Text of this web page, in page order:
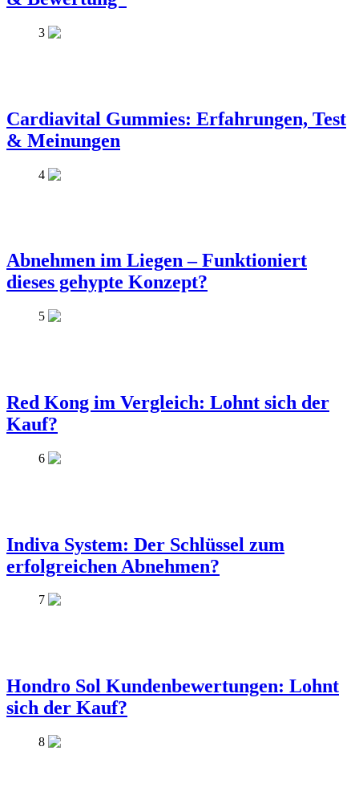
3
Cardiavital Gummies: Erfahrungen, Test
& Meinungen
4
Abnehmen im Liegen – Funktioniert
dieses gehypte Konzept?
5
Red Kong im Vergleich: Lohnt sich der
Kauf?
6
Indiva System: Der Schlüssel zum
erfolgreichen Abnehmen?
7
Hondro Sol Kundenbewertungen: Lohnt
sich der Kauf?
8